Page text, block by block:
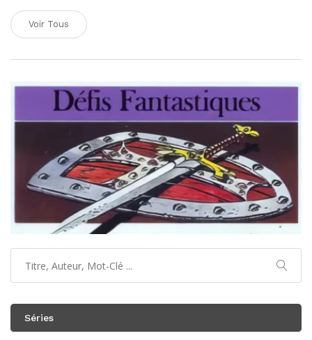
Voir Tous
Séries